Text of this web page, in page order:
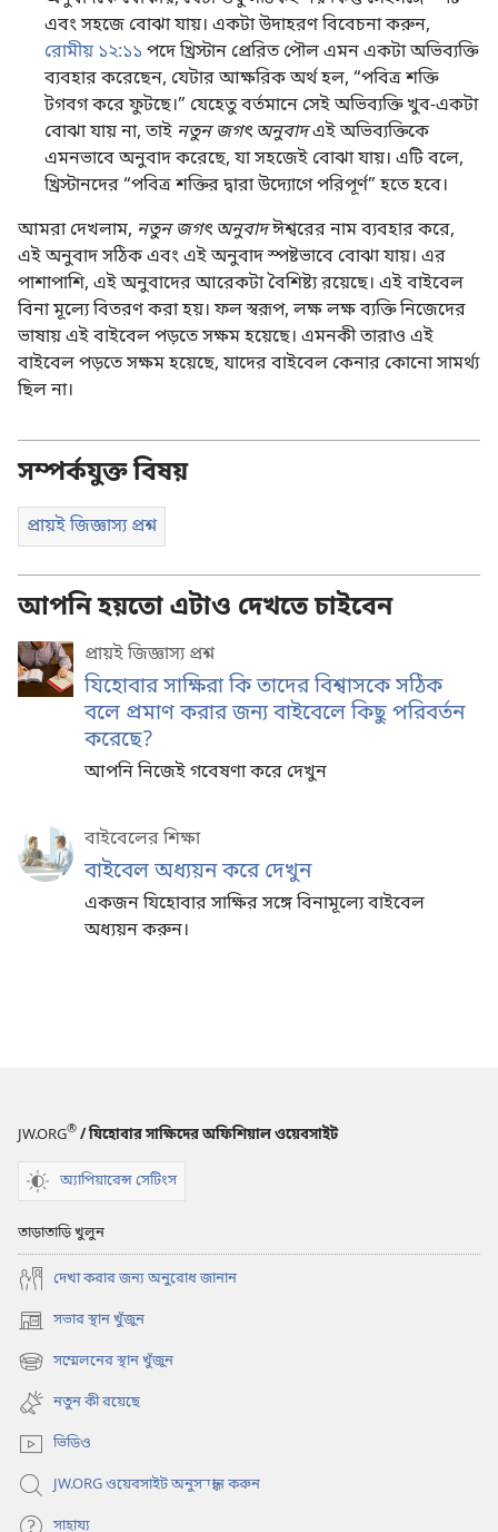
এবং সহজে বোঝা যায়। একটা উদাহরণ বিবেচনা করুন,
রোমীয় ১২:১১ পদে খ্রিস্টান প্রেরিত পৌল এমন একটা অভিব্যক্তি
ব্যবহার করেছেন, যেটার আক্ষরিক অর্থ হল, “পবিত্র শক্তি
টগবগ করে ফুটছে।” যেহেতু বর্তমানে সেই অভিব্যক্তি খুব-একটা
বোঝা যায় না, তাই নতুন জগৎ অনুবাদএই অভিব্যক্তিকে
এমনভাবে অনুবাদ করেছে, যা সহজেই বোঝা যায়। এটি বলে,
খ্রিস্টানদের “পবিত্র শক্তির দ্বারা উদ্যোগে পরিপূর্ণ” হতে হবে।
আমরা দেখলাম, নতুন জগৎ অনুবাদঈশ্বরের নাম ব্যবহার করে,
এই অনুবাদ সঠিক এবং এই অনুবাদ স্পষ্টভাবে বোঝা যায়। এর
পাশাপাশি, এই অনুবাদের আরেকটা বৈশিষ্ট্য রয়েছে। এই বাইবেল
বিনা মূল্যে বিতরণ করা হয়। ফল স্বরূপ, লক্ষ লক্ষ ব্যক্তি নিজেদের
ভাষায় এই বাইবেল পড়তে সক্ষম হয়েছে। এমনকী তারাও এই
বাইবেল পড়তে সক্ষম হয়েছে, যাদের বাইবেল কেনার কোনো সামর্থ্য
ছিল না।
সম্পর্কযুক্ত বিষয়
প্রায়ই জিজ্ঞাস্য প্রশ্ন
আপনি হয়তো এটাও দেখতে চাইবেন
প্রায়ই জিজ্ঞাস্য প্রশ্ন
যিহোবার সাক্ষিরা কি তাদের বিশ্বাসকে সঠিক
বলে প্রমাণ করার জন্য বাইবেলে কিছু পরিবর্তন
করেছে?
আপনি নিজেই গবেষণা করে দেখুন
বাইবেলের শিক্ষা
বাইবেল অধ্যয়ন করে দেখুন
একজন যিহোবার সাক্ষির সঙ্গে বিনামূল্যে বাইবেল
অধ্যয়ন করুন।
JW.ORG® / যিহোবার সাক্ষিদের অফিশিয়াল ওয়েবসাইট
অ্যাপিয়ারেন্স সেটিংস
তাড়াতাড়ি খুলুন
দেখা করার জন্য অনুরোধ জানান
সভার স্থান খুঁজুন
(opens
new
window)
সম্মেলনের স্থান খুঁজুন
(opens
new
window)
নতুন কী রয়েছে
ভিডিও
JW.ORG ওয়েবসাইট অনুসন্ধান করুন
সাহায্য